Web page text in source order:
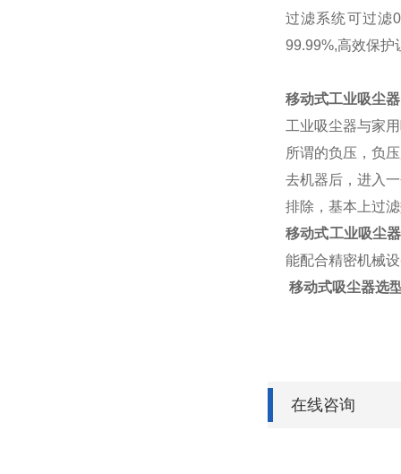
过滤系统可过滤
99.99%,高效保护
移动式工业吸尘器
工业吸尘器与家
所谓的负压，负
去机器后，进入
排除，基本上过
移动式工业吸尘器
能配合精密机械
移动式吸尘器选
在线咨询